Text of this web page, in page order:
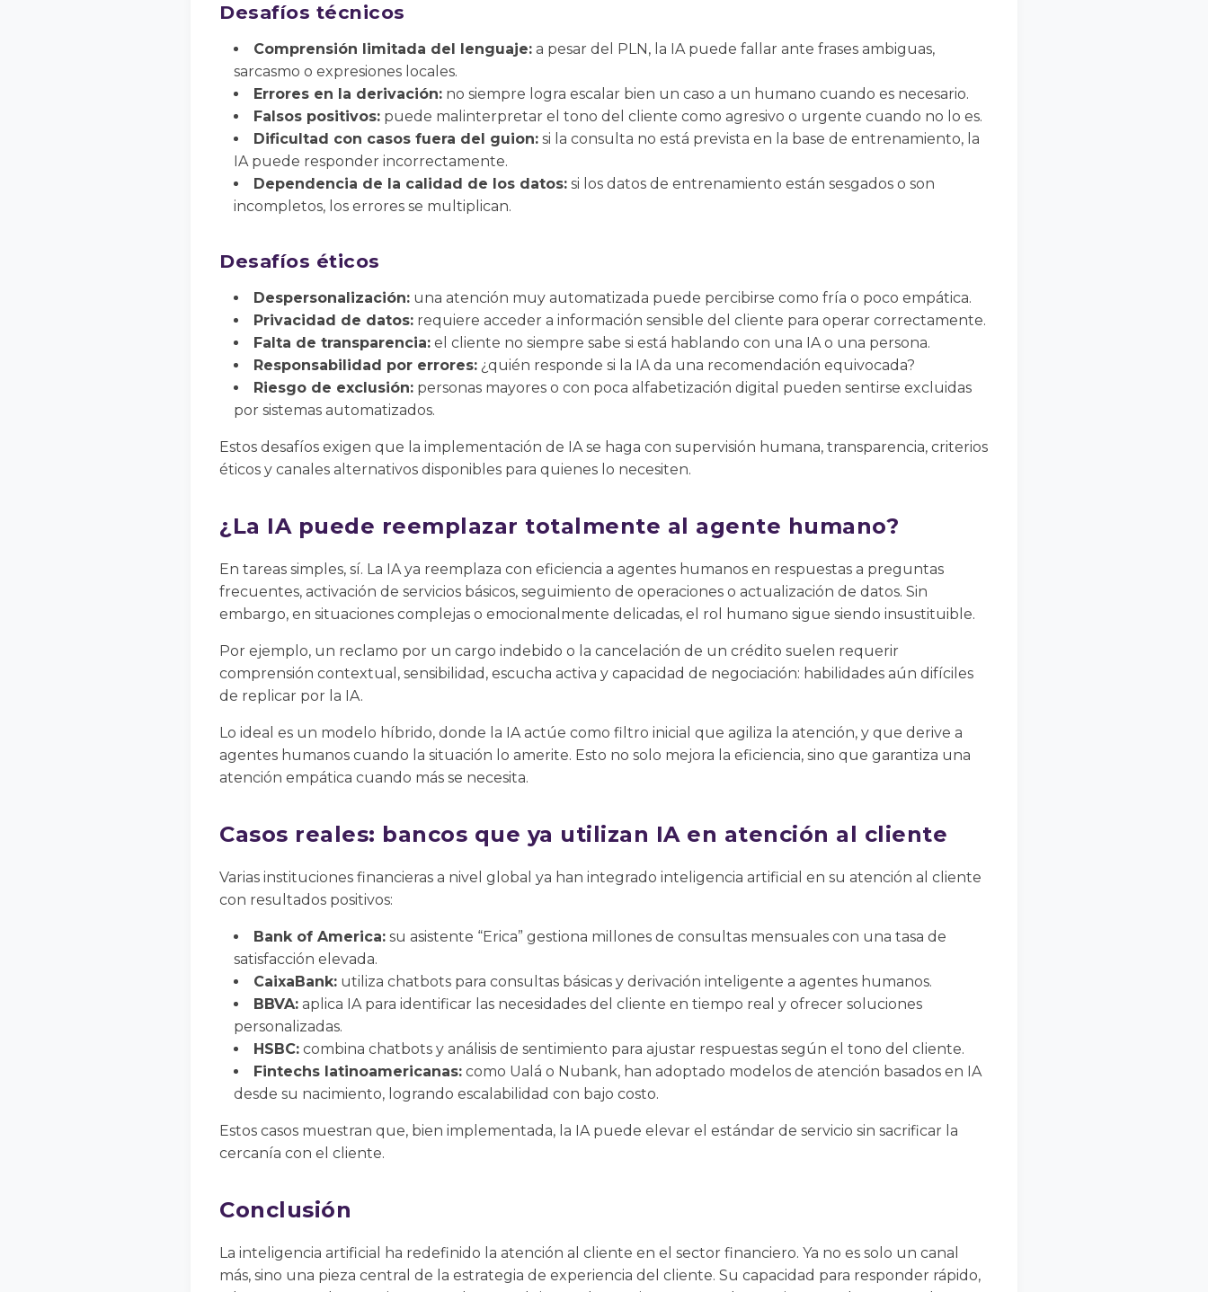
Desafíos técnicos
Comprensión limitada del lenguaje: a pesar del PLN, la IA puede fallar ante frases ambiguas,
sarcasmo o expresiones locales.
Errores en la derivación: no siempre logra escalar bien un caso a un humano cuando es necesario.
Falsos positivos: puede malinterpretar el tono del cliente como agresivo o urgente cuando no lo es.
Dificultad con casos fuera del guion: si la consulta no está prevista en la base de entrenamiento, la
IA puede responder incorrectamente.
Dependencia de la calidad de los datos: si los datos de entrenamiento están sesgados o son
incompletos, los errores se multiplican.
Desafíos éticos
Despersonalización: una atención muy automatizada puede percibirse como fría o poco empática.
Privacidad de datos: requiere acceder a información sensible del cliente para operar correctamente.
Falta de transparencia: el cliente no siempre sabe si está hablando con una IA o una persona.
Responsabilidad por errores: ¿quién responde si la IA da una recomendación equivocada?
Riesgo de exclusión: personas mayores o con poca alfabetización digital pueden sentirse excluidas
por sistemas automatizados.
Estos desafíos exigen que la implementación de IA se haga con supervisión humana, transparencia, criterios
éticos y canales alternativos disponibles para quienes lo necesiten.
¿La IA puede reemplazar totalmente al agente humano?
En tareas simples, sí. La IA ya reemplaza con eficiencia a agentes humanos en respuestas a preguntas
frecuentes, activación de servicios básicos, seguimiento de operaciones o actualización de datos. Sin
embargo, en situaciones complejas o emocionalmente delicadas, el rol humano sigue siendo insustituible.
Por ejemplo, un reclamo por un cargo indebido o la cancelación de un crédito suelen requerir
comprensión contextual, sensibilidad, escucha activa y capacidad de negociación: habilidades aún difíciles
de replicar por la IA.
Lo ideal es un modelo híbrido, donde la IA actúe como filtro inicial que agiliza la atención, y que derive a
agentes humanos cuando la situación lo amerite. Esto no solo mejora la eficiencia, sino que garantiza una
atención empática cuando más se necesita.
Casos reales: bancos que ya utilizan IA en atención al cliente
Varias instituciones financieras a nivel global ya han integrado inteligencia artificial en su atención al cliente
con resultados positivos:
Bank of America: su asistente “Erica” gestiona millones de consultas mensuales con una tasa de
satisfacción elevada.
CaixaBank: utiliza chatbots para consultas básicas y derivación inteligente a agentes humanos.
BBVA: aplica IA para identificar las necesidades del cliente en tiempo real y ofrecer soluciones
personalizadas.
HSBC: combina chatbots y análisis de sentimiento para ajustar respuestas según el tono del cliente.
Fintechs latinoamericanas: como Ualá o Nubank, han adoptado modelos de atención basados en IA
desde su nacimiento, logrando escalabilidad con bajo costo.
Estos casos muestran que, bien implementada, la IA puede elevar el estándar de servicio sin sacrificar la
cercanía con el cliente.
Conclusión
La inteligencia artificial ha redefinido la atención al cliente en el sector financiero. Ya no es solo un canal
más, sino una pieza central de la estrategia de experiencia del cliente. Su capacidad para responder rápido,